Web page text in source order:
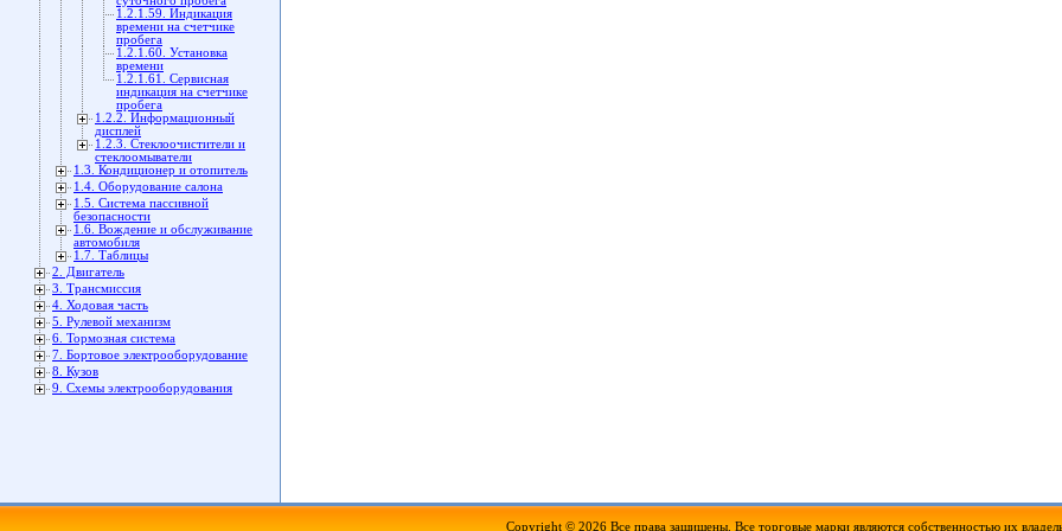
1.2.1.59. Индикация
времени на счетчике
пробега
1.2.1.60. Установка
времени
1.2.1.61. Сервисная
индикация на счетчике
пробега
1.2.2. Информационный
дисплей
1.2.3. Стеклоочистители и
стеклоомыватели
1.3. Кондиционер и отопитель
1.4. Оборудование салона
1.5. Система пассивной
безопасности
1.6. Вождение и обслуживание
автомобиля
1.7. Таблицы
2. Двигатель
3. Трансмиссия
4. Ходовая часть
5. Рулевой механизм
6. Тормозная система
7. Бортовое электрооборудование
8. Кузов
9. Схемы электрооборудования
Copyright © 2026 Все права защищены. Все торговые марки являются собственностью их